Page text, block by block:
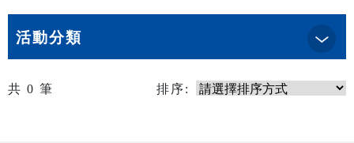
活動分類
共 0 筆 排序: